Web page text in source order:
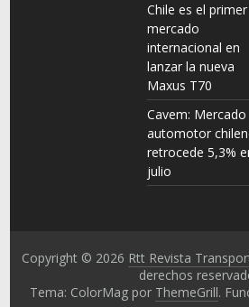
Chile es el primer
mercado
internacional en
lanzar la nueva
Maxus T70
Cavem: Mercado
automotor
retrocede 5,3%
julio
Copyright © 2026 Rtt Revista
derechos
Tema: ColorMag por ThemeGrill.